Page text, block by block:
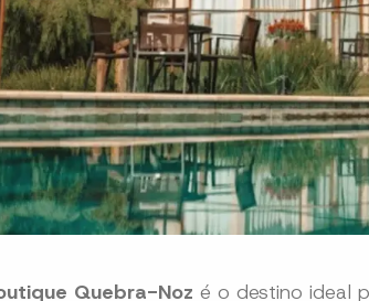
Quebra-Noz é o destino ideal